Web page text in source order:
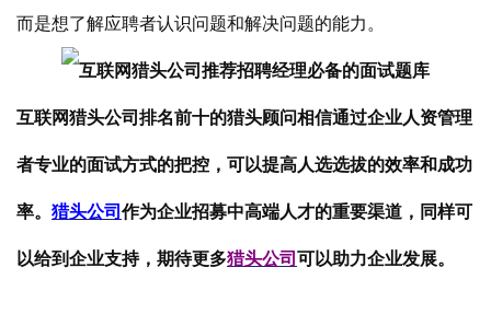
而是想了解应聘者认识问题和解决问题的能力。
互联网猎头公司排名前十的猎头顾问相信通过企业人资管理
者专业的面试方式的把控，可以提高人选选拔的效率和成功
率。 猎头公司 作为企业招募中高端人才的重要渠道，同样可
以给到企业支持，期待更多猎头公司 可以助力企业发展。